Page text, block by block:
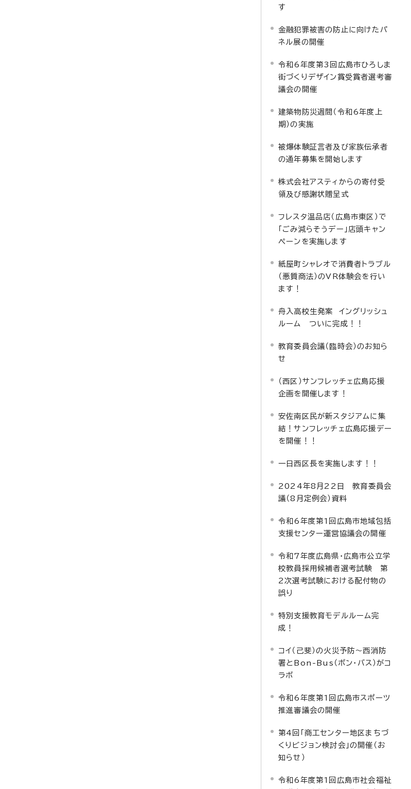
す
金融犯罪被害の防止に向けたパ
ネル展の開催
令和6年度第3回広島市ひろしま
街づくりデザイン賞受賞者選考審
議会の開催
建築物防災週間（令和6年度上
期）の実施
被爆体験証言者及び家族伝承者
の通年募集を開始します
株式会社アスティからの寄付受
領及び感謝状贈呈式
フレスタ温品店（広島市東区）で
「ごみ減らそうデー」店頭キャン
ペーンを実施します
紙屋町シャレオで消費者トラブル
（悪質商法）のVR体験会を行い
ます！
舟入高校生発案 イングリッシュ
ルーム ついに完成！！
教育委員会議（臨時会）のお知ら
せ
（西区）サンフレッチェ広島応援
企画を開催します！
安佐南区民が新スタジアムに集
結！サンフレッチェ広島応援デー
を開催！！
一日西区長を実施します！！
2024年8月22日 教育委員会
議（8月定例会）資料
令和6年度第1回広島市地域包括
支援センター運営協議会の開催
令和7年度広島県・広島市公立学
校教員採用候補者選考試験 第
2次選考試験における配付物の
誤り
特別支援教育モデルルーム完
成！
コイ（己斐）の火災予防～西消防
署とBon-Bus（ボン・バス）がコ
ラボ
令和6年度第1回広島市スポーツ
推進審議会の開催
第4回「商工センター地区まちづ
くりビジョン検討会」の開催（お
知らせ）
令和6年度第1回広島市社会福祉